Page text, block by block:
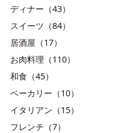
ディナー（43）
スイーツ（84）
居酒屋（17）
お肉料理（110）
和食（45）
ベーカリー（10）
イタリアン（15）
フレンチ（7）